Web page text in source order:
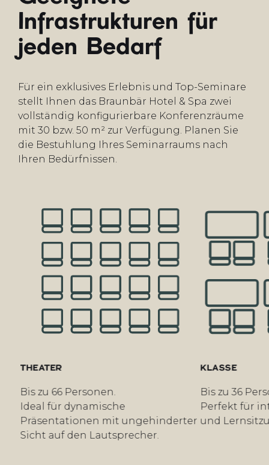
Infrastrukturen für
jeden Bedarf
Für ein exklusives Erlebnis und Top-Seminare
stellt Ihnen das Braunbär Hotel & Spa zwei
vollständig konfigurierbare Konferenzräume
mit 30 bzw. 50 m² zur Verfügung. Planen Sie
die Bestuhlung Ihres Seminarraums nach
Ihren Bedürfnissen.
THEATER
Bis zu 66 Personen.
Ideal für dynamische
Präsentationen mit ungehinderter
Sicht auf den Lautsprecher.
KLASSE
Bis zu 36
Perfekt für
und